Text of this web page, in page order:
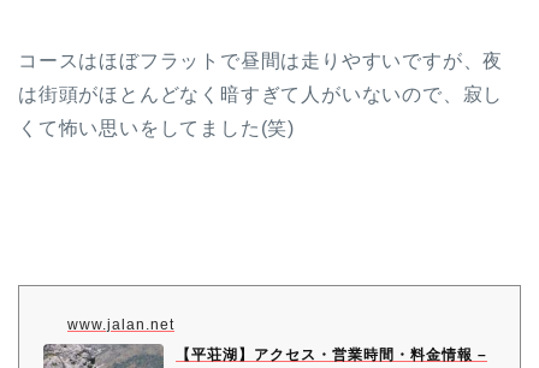
コースはほぼフラットで昼間は走りやすいですが、夜
は街頭がほとんどなく暗すぎて人がいないので、寂し
くて怖い思いをしてました(笑)
www.jalan.net
【平荘湖】アクセス・営業時間・料金情報 –